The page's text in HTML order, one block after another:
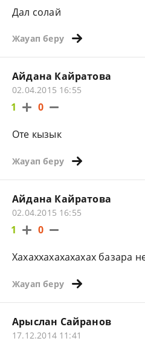
Дал солай
Жауап беру
Айдана Кайратова
02.04.2015 16:55
1 0
Оте кызык
Жауап беру
Айдана Кайратова
02.04.2015 16:55
1 0
Хахаххахахахахах базара
Жауап беру
Арыслан Сайранов
17.12.2014 11:41